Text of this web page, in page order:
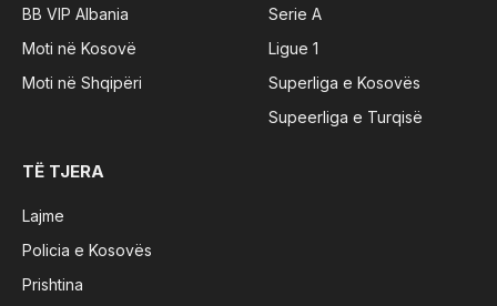
BB VIP Albania
Moti në Kosovë
Moti në Shqipëri
Serie A
Ligue 1
Superliga e Kosovës
Supeerliga e Turqisë
TË TJERA
Lajme
Policia e Kosovës
Prishtina